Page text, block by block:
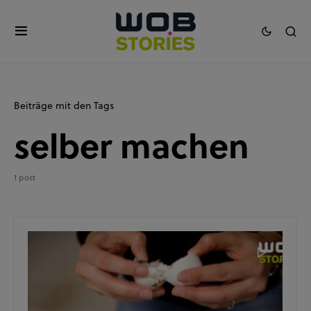
Beiträge mit den Tags
selber machen
1 post